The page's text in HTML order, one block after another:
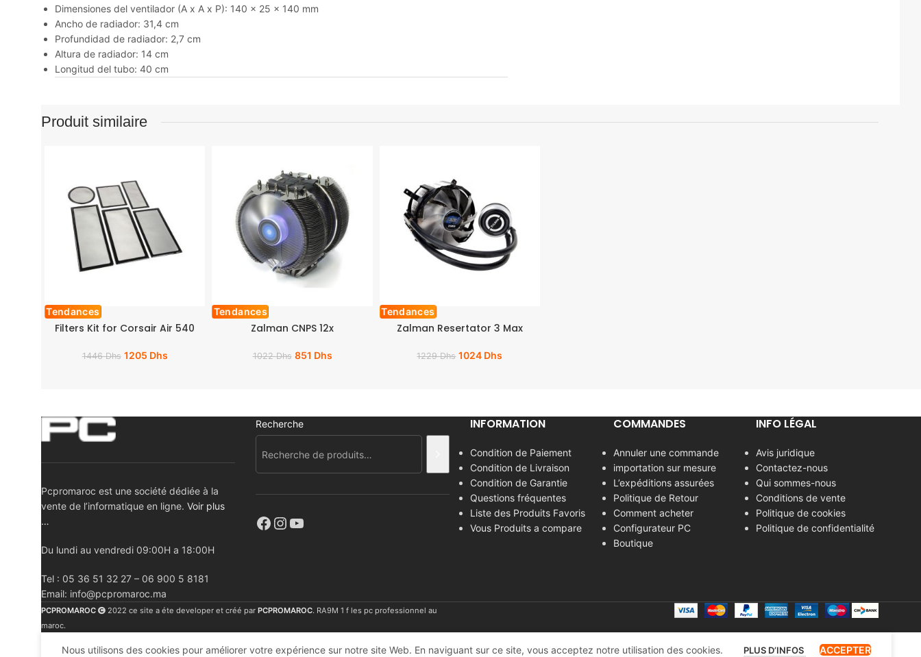
Dimensiones del ventilador (A x A x P): 140 x 25 x 140 mm
Ancho de radiador: 31,4 cm
Profundidad de radiador: 2,7 cm
Altura de radiador: 14 cm
Longitud del tubo: 40 cm
Produit similaire
Tendances
Filters Kit for Corsair Air 540
1446Dhs 1205 Dhs
Tendances
Zalman CNPS 12x
1022Dhs 851 Dhs
Tendances
Zalman Resertator 3 Max
1229Dhs 1024 Dhs
Pcpromaroc est une société dédiée à la
vente de l’informatique en ligne. Voir plus
…
Du lundi au vendredi 09:00H a 18:00H
Tel : 05 36 51 32 27 – 06 900 5 8181
Email: info@pcpromaroc.ma
Recherche INFORMATION
Condition de Paiement
Condition de Livraison
Condition de Garantie
Questions fréquentes
Liste des Produits Favoris
Vous Produits a compare
COMMANDES
Annuler une commande
importation sur mesure
L’expéditions assurées
Politique de Retour
Comment acheter
Configurateur PC
Boutique
INFO LÉGAL
Avis juridique
Contactez-nous
Qui sommes-nous
Conditions de vente
Politique de cookies
Politique de confidentialité
PCPROMAROC 2022 ce site a éte developer et créé par PCPROMAROC. RA9M 1 f les pc professionnel au
maroc.
Nous utilisons des cookies pour améliorer votre expérience sur notre site Web. En naviguant sur ce site, vous acceptez notre utilisation des cookies. PLUS D’INFOS ACCEPTER